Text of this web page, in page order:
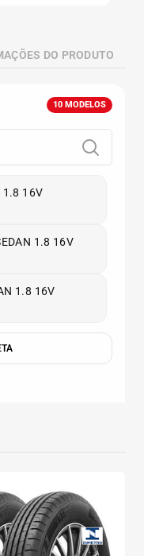
DO PRODUTO
10 MODELOS
1.8 16V
1.8 16V
1.8 16V